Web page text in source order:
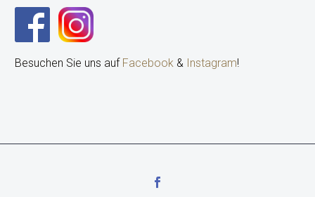
Besuchen Sie uns auf Facebook & Instagram!